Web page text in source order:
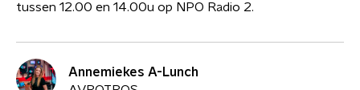
tussen 12.00 en 14.00u op NPO Radio 2.
Annemiekes A-Lunch